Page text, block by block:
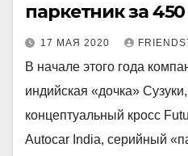
паркетник за
17 МАЯ 2020
В начале этого года
индийская «дочка»
концептуальный кросс
Autocar India, серийный